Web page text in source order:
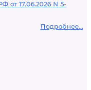
от 17.06.2026 N 5-
Подробнее...